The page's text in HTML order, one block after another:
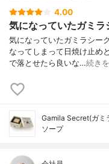
4.00
気になっていたガミ
気になっていたガミラシー
なってしまって日焼け止め
で落とせたら良いな…続き
Gamila Secret(ガミ
ソープ